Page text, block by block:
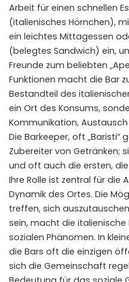
Arbeit für einen schnellen
(italienisches Hörnchen),
ein leichtes Mittagessen
(belegtes Sandwich) ein,
Freunde zum beliebten
Funktionen macht die Bar
Bestandteil des
ein Ort des Konsums,
Kommunikation,
Die Barkeeper, oft „Baristi“
Zubereiter von Getränken;
und oft auch die ersten,
Ihre Rolle ist zentral für die
Dynamik des Ortes. Die
treffen, sich
sein, macht die italienische
sozialen Phänomen. In
die Bars oft die einzigen
sich die Gemeinschaft